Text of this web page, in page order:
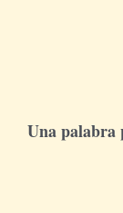
Una palabra